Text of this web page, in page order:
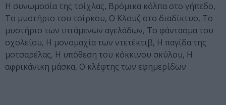
Η συνωμοσία της τσίχλας, Βρόμικα κόλπα στο γήπεδο,
Το μυστήριο του τσίρκου, Ο Κλουζ στο διαδίκτυο, Το
μυστήριο των ιπτάμενων αγελάδων, Το φάντασμα του
σχολείου, Η μονομαχία των ντετέκτιβ, Η παγίδα της
μοτσαρέλας, Η υπόθεση του κόκκινου σκύλου, Η
αφρικάνικη μάσκα, Ο κλέφτης των εφημερίδων